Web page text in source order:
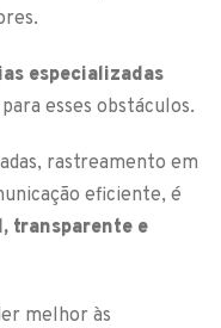
especializadas
esses obstáculos.
rastreamento em
eficiente, é
transparente e
melhor às